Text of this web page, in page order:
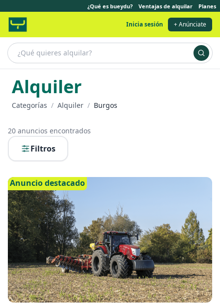
¿Qué es bueydu? Ventajas de alquilar Planes
Inicia sesión + Anúnciate
Alquiler
Categorías / Alquiler / Burgos
20 anuncios encontrados
Filtros
Anuncio destacado